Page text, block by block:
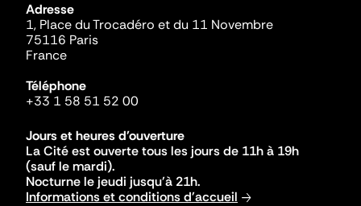
Adresse
1, Place du Trocadéro et du 11 Novembre
75116 Paris
France
Téléphone
+33 1 58 51 52 00
Jours et heures d'ouverture
La Cité est ouverte tous les jours de 11h à 19h
(sauf le mardi).
Nocturne le jeudi jusqu'à 21h.
Informations et conditions d'accueil